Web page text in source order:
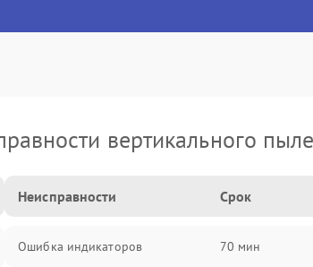
вертикального
Неисправности Срок
Ошибка индикаторов 70 мин